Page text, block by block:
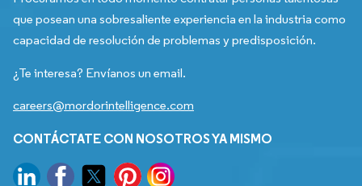
que posean una sobresaliente experiencia en la industria como
capacidad de resolución de problemas y predisposición.
¿Te interesa? Envíanos un email.
careers@mordorintelligence.com
CONTÁCTATE CON NOSOTROS YA MISMO